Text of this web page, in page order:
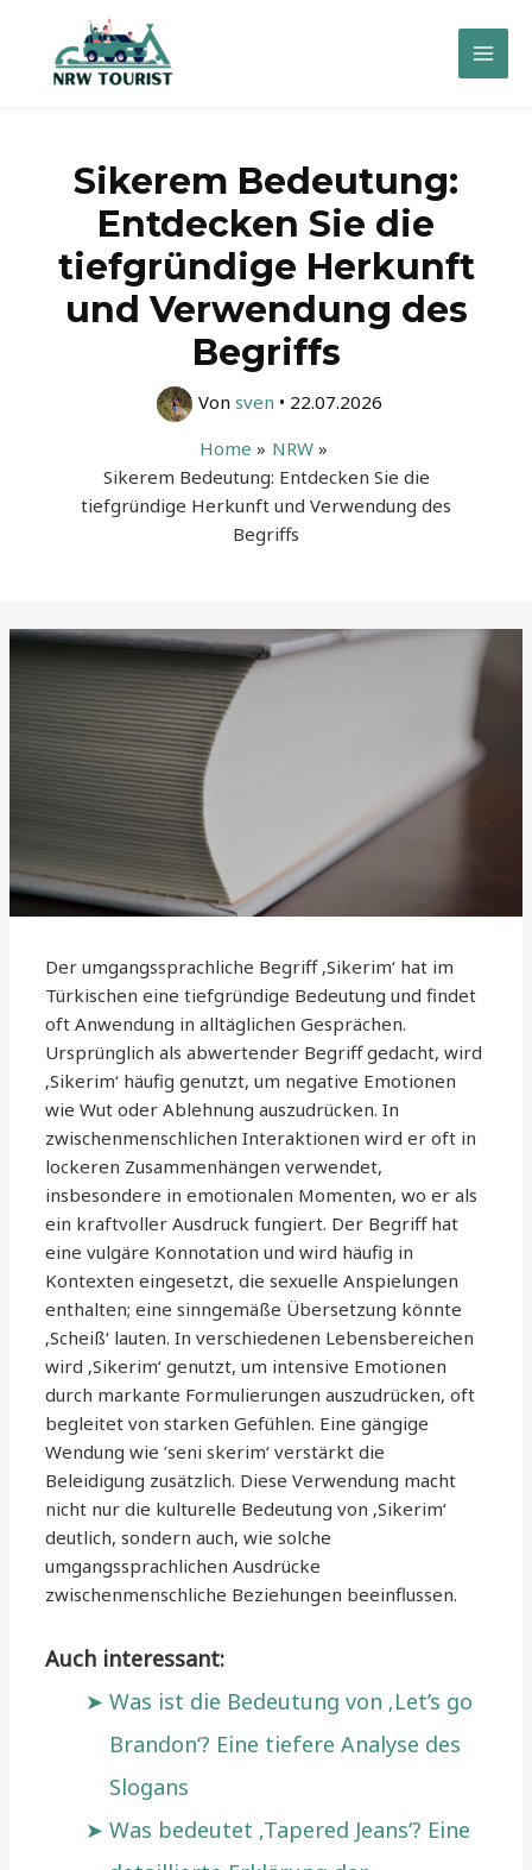
springen
Main
Sikerem Bedeutung:
Entdecken Sie die
tiefgründige Herkunft
und Verwendung des
Begriffs
Von sven • 22.07.2026
Home
NRW
Sikerem Bedeutung: Entdecken Sie die
tiefgründige Herkunft und Verwendung des
Begriffs
Der umgangssprachliche Begriff ‚Sikerim‘ hat im
Türkischen eine tiefgründige Bedeutung und findet
oft Anwendung in alltäglichen Gesprächen.
Ursprünglich als abwertender Begriff gedacht, wird
‚Sikerim‘ häufig genutzt, um negative Emotionen
wie Wut oder Ablehnung auszudrücken. In
zwischenmenschlichen Interaktionen wird er oft in
lockeren Zusammenhängen verwendet,
insbesondere in emotionalen Momenten, wo er als
ein kraftvoller Ausdruck fungiert. Der Begriff hat
eine vulgäre Konnotation und wird häufig in
Kontexten eingesetzt, die sexuelle Anspielungen
enthalten; eine sinngemäße Übersetzung könnte
‚Scheiß‘ lauten. In verschiedenen Lebensbereichen
wird ‚Sikerim‘ genutzt, um intensive Emotionen
durch markante Formulierungen auszudrücken, oft
begleitet von starken Gefühlen. Eine gängige
Wendung wie ’seni skerim‘ verstärkt die
Beleidigung zusätzlich. Diese Verwendung macht
nicht nur die kulturelle Bedeutung von ‚Sikerim‘
deutlich, sondern auch, wie solche
umgangssprachlichen Ausdrücke
zwischenmenschliche Beziehungen beeinflussen.
Auch interessant:
Was ist die Bedeutung von ‚Let’s go
Brandon‘? Eine tiefere Analyse des
Slogans
Was bedeutet ‚Tapered Jeans‘? Eine